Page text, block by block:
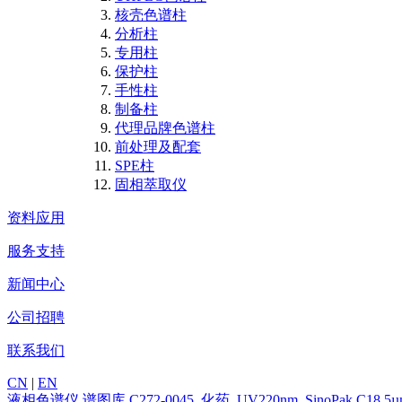
核壳色谱柱
分析柱
专用柱
保护柱
手性柱
制备柱
代理品牌色谱柱
前处理及配套
SPE柱
固相萃取仪
资料应用
服务支持
新闻中心
公司招聘
联系我们
CN | EN